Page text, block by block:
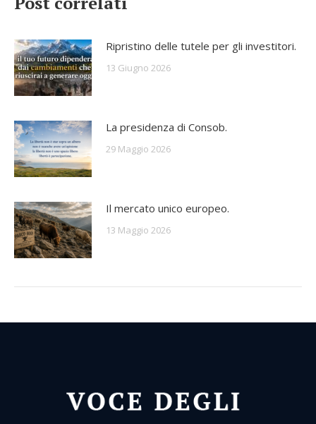
Ripristino delle tutele per gli investitori.
13 Giugno 2026
La presidenza di Consob.
29 Maggio 2026
Il mercato unico europeo.
13 Maggio 2026